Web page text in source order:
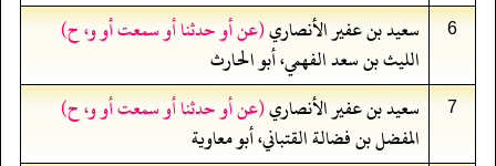
6 سعيد بن عفير الأنصاري(عن أو حدثنا أو سمعت أو و، ح)
الليث بن سعد الفهمي، أبو الحارث
7 سعيد بن عفير الأنصاري(عن أو حدثنا أو سمعت أو و، ح)
المفضل بن فضالة القتباني، أبو معاوية